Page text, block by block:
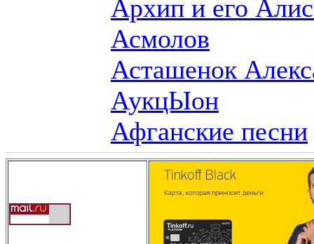
Архип и его
Асмолов
Асташенок
АукцЫон
Афганские песни